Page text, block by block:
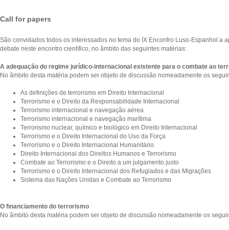
Call for papers
São convidados todos os interessados no tema do IX Encontro Luso-Espanhol a
debate neste encontro científico, no âmbito das seguintes matérias:
A adequação do regime jurídico-internacional existente para o combate ao
No âmbito desta matéria podem ser objeto de discussão nomeadamente os
As definições de terrorismo em Direito Internacional
Terrorismo e o Direito da Responsabilidade Internacional
Terrorismo internacional e navegação aérea
Terrorismo internacional e navegação marítima
Terrorismo nuclear, químico e biológico em Direito Internacional
Terrorismo e o Direito Internacional do Uso da Força
Terrorismo e o Direito Internacional Humanitário
Direito Internacional dos Direitos Humanos e Terrorismo
Combate ao Terrorismo e o Direito a um julgamento justo
Terrorismo e o Direito Internacional dos Refugiados e das Migrações
Sistema das Nações Unidas e Combate ao Terrorismo
O financiamento do terrorismo
No âmbito desta matéria podem ser objeto de discussão nomeadamente os